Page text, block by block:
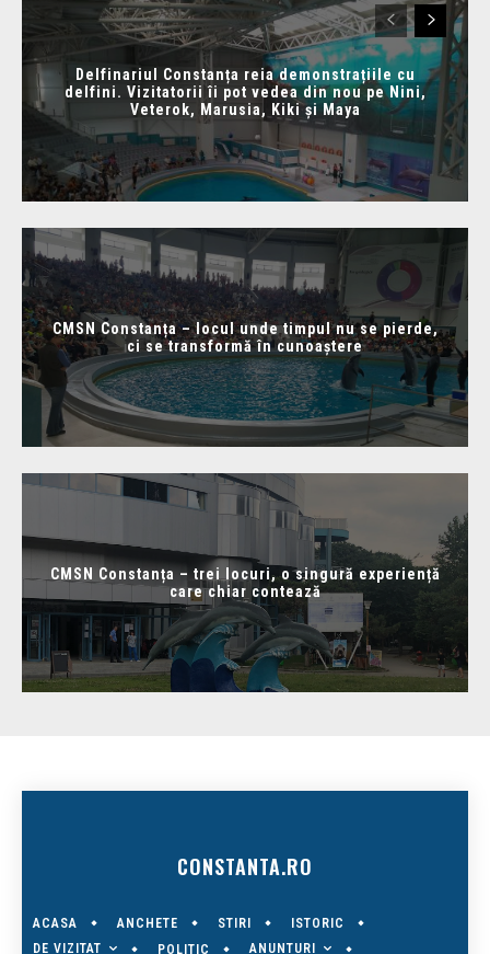
Delfinariul Constanța reia demonstrațiile cu
delfini. Vizitatorii îi pot vedea din nou pe Nini,
Veterok, Marusia, Kiki și Maya
CMSN Constanța – locul unde timpul nu se pierde,
ci se transformă în cunoaștere
CMSN Constanța – trei locuri, o singură experiență
care chiar contează
CONSTANTA.RO
ACASA ANCHETE STIRI
ISTORIC
DE VIZITAT
POLITIC ANUNTURI